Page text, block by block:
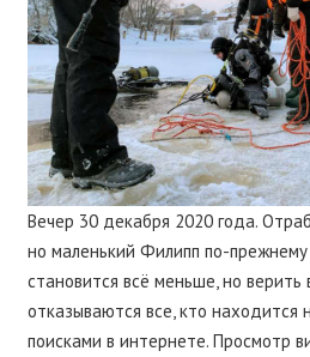
Вечер 30 декабря 2020 года.
но маленький Филипп по-
становится всё меньше, но верить
отказываются все, кто находится
поисками в интернете. Просмотр